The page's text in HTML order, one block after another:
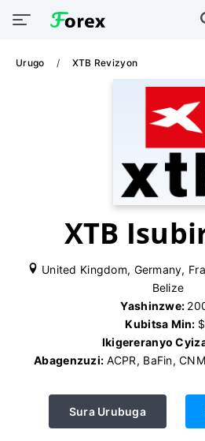
Urugo XTB Revizyon
XTB
United Kingdom, Germany,
Belize
Yashinzwe:
Kubitsa Min:
Ikigereranyo
Abagenzuzi: ACPR, BaFin,
Sura Urubuga